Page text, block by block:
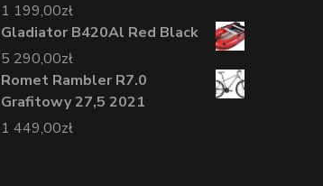
1 199,00zł
Gladiator B420Al Red Black
5 290,00zł
Romet Rambler R7.0
Grafitowy 27,5 2021
1 449,00zł